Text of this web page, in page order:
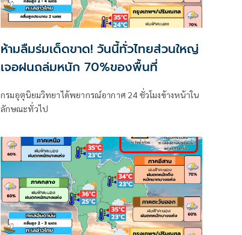
ห้ามลืมร่มเด็ดขาด! วันนี้ทั่วไทยส่วนใหญ่
เจอฝนถล่มหนัก 70%ของพื้นที่
กรมอุตุนิยมวิทยาได้พยากรณ์อากาศ 24 ชั่วโมงข้างหน้าใน
ลักษณะทั่วไป